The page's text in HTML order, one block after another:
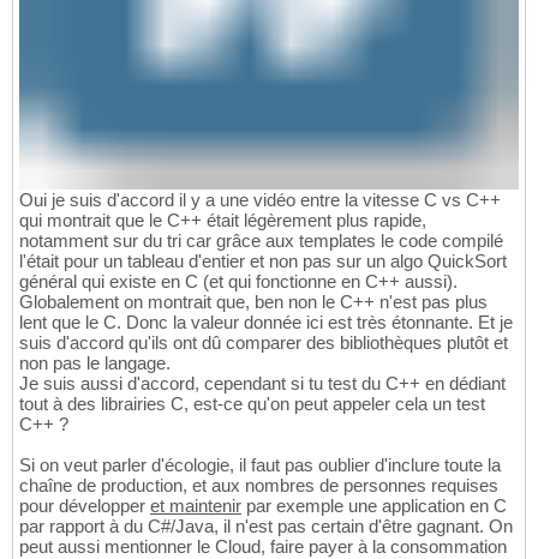
Oui je suis d'accord il y a une vidéo entre la vitesse C vs C++
qui montrait que le C++ était légèrement plus rapide,
notamment sur du tri car grâce aux templates le code compilé
l'était pour un tableau d'entier et non pas sur un algo QuickSort
général qui existe en C (et qui fonctionne en C++ aussi).
Globalement on montrait que, ben non le C++ n'est pas plus
lent que le C. Donc la valeur donnée ici est très étonnante. Et je
suis d'accord qu'ils ont dû comparer des bibliothèques plutôt et
non pas le langage.
Je suis aussi d'accord, cependant si tu test du C++ en dédiant
tout à des librairies C, est-ce qu'on peut appeler cela un test
C++ ?
Si on veut parler d'écologie, il faut pas oublier d'inclure toute la
chaîne de production, et aux nombres de personnes requises
pour développer et maintenir par exemple une application en C
par rapport à du C#/Java, il n'est pas certain d'être gagnant. On
peut aussi mentionner le Cloud, faire payer à la consommation